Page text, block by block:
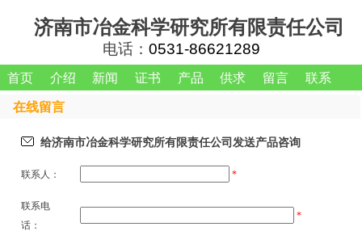
济南市冶金科学研究所有限责任公司
电话： 0531-86621289
首页 介绍 新闻 证书 产品 供求 留言 联系
在线留言
给济南市冶金科学研究所有限责任公司 发送产品咨询
联系人： *
联系电
话：
*